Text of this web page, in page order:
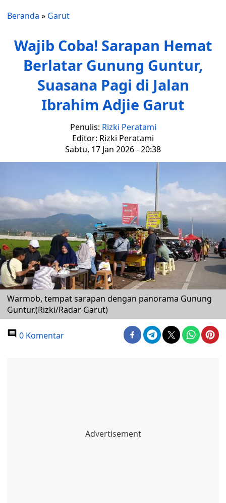
Beranda » Garut
Wajib Coba! Sarapan Hemat
Berlatar Gunung Guntur,
Suasana Pagi di Jalan
Ibrahim Adjie Garut
Penulis: Rizki Peratami
Editor: Rizki Peratami
Sabtu, 17 Jan 2026 - 20:38
Warmob, tempat sarapan dengan panorama Gunung
Guntur.(Rizki/Radar Garut)
0 Komentar